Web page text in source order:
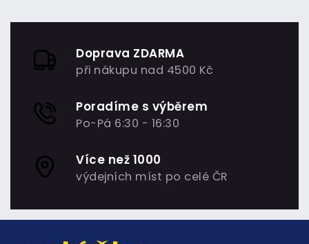
Doprava ZDARMA
při nákupu nad 4500 Kč
Poradíme s výběrem
Po-Pá 6:30 - 16:30
Více než 1000
výdejních míst po celé ČR